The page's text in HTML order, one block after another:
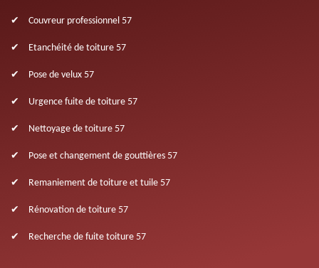
Couvreur professionnel 57
Etanchéité de toiture 57
Pose de velux 57
Urgence fuite de toiture 57
Nettoyage de toiture 57
Pose et changement de gouttières 57
Remaniement de toiture et tuile 57
Rénovation de toiture 57
Recherche de fuite toiture 57